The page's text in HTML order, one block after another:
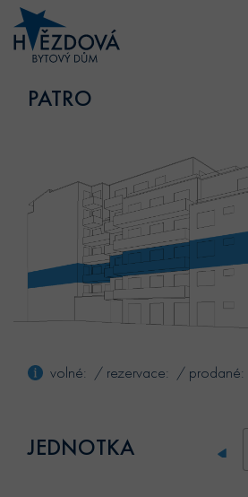
PATRO
volné: / rezervace: / prodané:
JEDNOTKA